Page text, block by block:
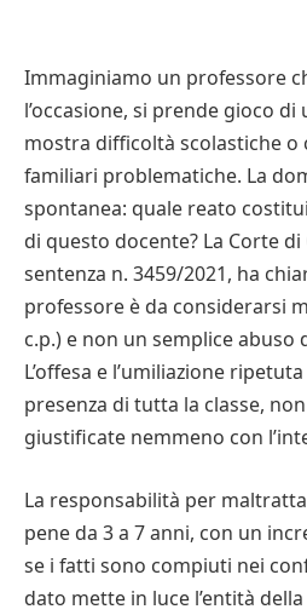
Immaginiamo un professore
l’occasione, si prende gioco
mostra difficoltà scolastiche o
familiari problematiche. La
spontanea: quale reato
di questo docente? La Corte di
sentenza n. 3459/2021, ha
professore è da considerarsi
c.p.) e non un semplice abuso
L’offesa e l’umiliazione
presenza di tutta la classe,
giustificate nemmeno con
La responsabilità per
pene da 3 a 7 anni, con un
se i fatti sono compiuti nei
dato mette in luce l’entità